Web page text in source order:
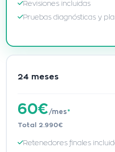
Revisiones incluidas
Pruebas diagnósticas y
24 meses
60€ /mes*
Total 2.990€
Retenedores finales